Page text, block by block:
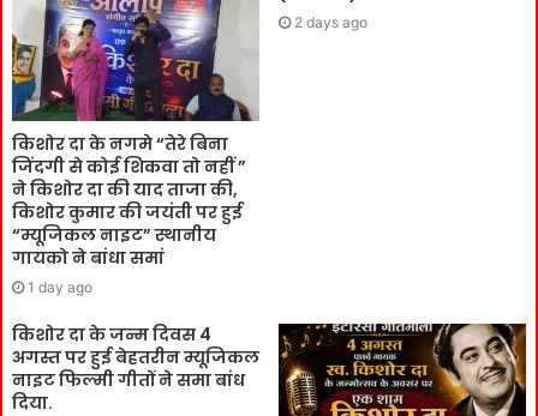
किशोर दा के नगमे “तेरे बिना
जिंदगी से कोई शिकवा तो नहीं ”
ने किशोर दा की याद ताजा की,
किशोर कुमार की जयंती पर हुई
“म्यूजिकल नाइट” स्थानीय
गायको ने बांधा समां
1 day ago
2 days ago
किशोर दा के जन्म दिवस 4
अगस्त पर हुई बेहतरीन म्यूजिकल
नाइट फिल्मी गीतों ने समा बांध
दिया.